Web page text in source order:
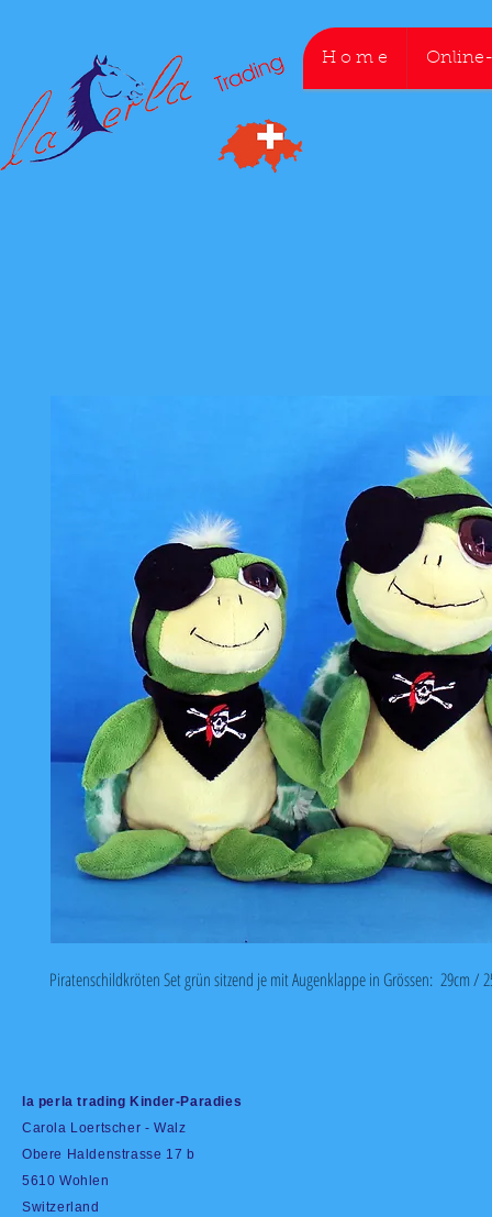
H o m e
Piratenschildkröten Set grün sitzend je mit Augenklappe in Grössen: 29cm /
la perla trading Kinder-Paradies
Carola Loertscher - Walz
Obere Haldenstrasse 17 b
5610 Wohlen
Switzerland